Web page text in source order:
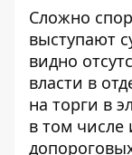
Сложно
выступают
видно
власти в
на торги в
в том